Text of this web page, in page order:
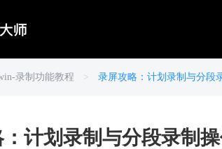
录制功能教程 > 录屏攻略：计划录制与分段
计划录制与分段录制